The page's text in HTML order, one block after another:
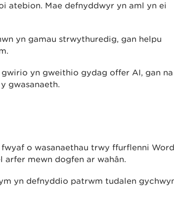
atebion. Mae defnyddwyr yn aml yn ei
yn gamau strwythuredig, gan helpu
yn gweithio gydag offer AI, gan na
gwasanaeth.
o wasanaethau trwy ffurflenni
mewn dogfen ar wahân.
yn defnyddio patrwm tudalen